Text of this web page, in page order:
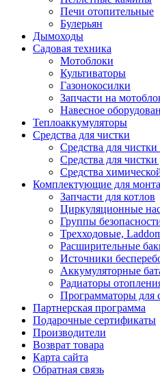
Печи отопительные
Булерьян
Дымоходы
Садовая техника
Мотоблоки
Культиваторы
Газонокосилки
Запчасти на
Навесное
Теплоаккумуляторы
Средства для чистки
Средства для чистки
Средства для
Средства
Комплектующие для
Запчасти для котлов
Циркуляционные
Группы
Трехходовые,
Расширительные
Источники
Аккумуляторные
Радиаторы
Программаторы для
Партнерская программа
Подарочные сертификаты
Производители
Возврат товара
Карта сайта
Обратная связь